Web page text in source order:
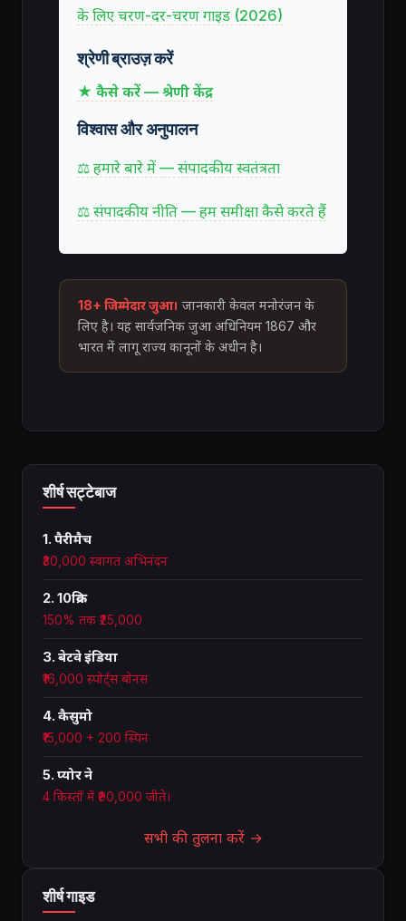
के लिए चरण-दर-चरण गाइड (2026)
श्रेणी ब्राउज़ करें
★ कैसे करें — श्रेणी केंद्र
विश्वास और अनुपालन
⚖ हमारे बारे में — संपादकीय स्वतंत्रता
⚖ संपादकीय नीति — हम समीक्षा कैसे करते हैं
18+ जिम्मेदार जुआ। जानकारी केवल मनोरंजन के
लिए है। यह सार्वजनिक जुआ अधिनियम 1867 और
भारत में लागू राज्य कानूनों के अधीन है।
शीर्ष सट्टेबाज
1. पैरीमैच
₹30,000 स्वागत अभिनंदन
2. 10क्रिक
150% तक ₹25,000
3. बेटवे इंडिया
₹16,000 स्पोर्ट्स बोनस
4. कैसुमो
₹15,000 + 200 स्पिन
5. प्योर ने
4 किस्तों में ₹90,000 जीते।
सभी की तुलना करें →
शीर्ष गाइड